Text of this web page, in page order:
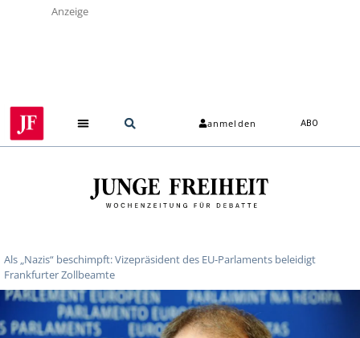
Anzeige
anmelden ABO
Als „Nazis“ beschimpft: Vizepräsident des EU-Parlaments beleidigt
Frankfurter Zollbeamte